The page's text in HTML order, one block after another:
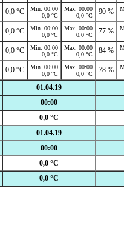
0,0 °C
Min. 00:00
0,0 °C
Max. 00:00
0,0 °C
90 %
0,0 °C
Min. 00:00
0,0 °C
Max. 00:00
0,0 °C
77 %
0,0 °C
Min. 00:00
0,0 °C
Max. 00:00
0,0 °C
84 %
0,0 °C
Min. 00:00
0,0 °C
Max. 00:00
0,0 °C
78 %
01.04.19
00:00
0,0 °C
01.04.19
00:00
0,0 °C
0,0 °C